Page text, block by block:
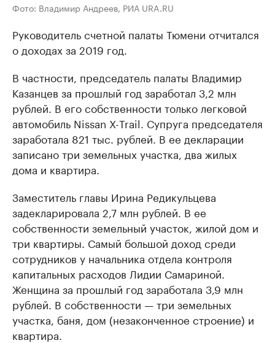
Фото: Владимир Андреев, РИА URA.RU
Руководитель счетной палаты Тюмени отчитался
о доходах за 2019 год.
В частности, председатель палаты Владимир
Казанцев за прошлый год заработал 3,2 млн
рублей. В его собственности только легковой
автомобиль Nissan Х-Trail. Супруга председателя
заработала 821 тыс. рублей. В ее декларации
записано три земельных участка, два жилых
дома и квартира.
Заместитель главы Ирина Редикульцева
задекларировала 2,7 млн рублей. В ее
собственности земельный участок, жилой дом и
три квартиры. Самый большой доход среди
сотрудников у начальника отдела контроля
капитальных расходов Лидии Самариной.
Женщина за прошлый год заработала 3,9 млн
рублей. В собственности — три земельных
участка, баня, дом (незаконченное строение) и
квартира.